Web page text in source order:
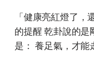
「健康亮紅燈了
的提醒 乾卦說的是
是： 養足氣，才能